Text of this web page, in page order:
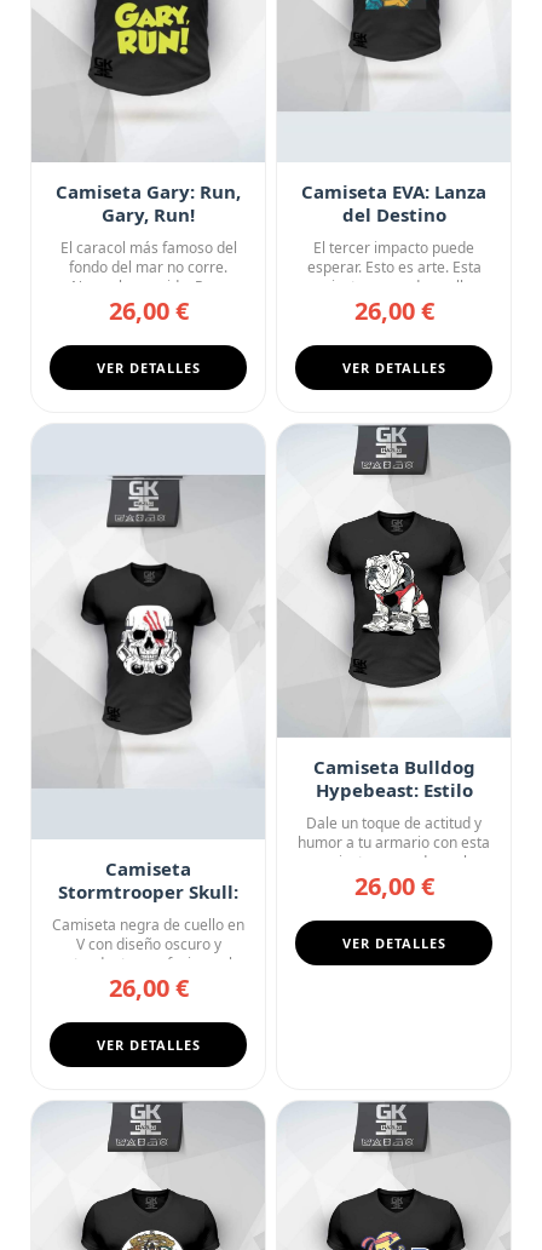
Camiseta Gary: Run,
Gary, Run!
El caracol más famoso del
fondo del mar no corre.
Nunca ha corrido. Pero
esta...
26,00 €
VER DETALLES
Camiseta EVA: Lanza
del Destino
El tercer impacto puede
esperar. Esto es arte. Esta
camiseta negra de cuello ...
26,00 €
VER DETALLES
Camiseta
Stormtrooper Skull:
Dead Empire Star
Wars
Camiseta negra de cuello en
V con diseño oscuro y
contundente que fusiona el ...
26,00 €
VER DETALLES
Camiseta Bulldog
Hypebeast: Estilo
Callejero
Dale un toque de actitud y
humor a tu armario con esta
camiseta negra de cuel...
26,00 €
VER DETALLES